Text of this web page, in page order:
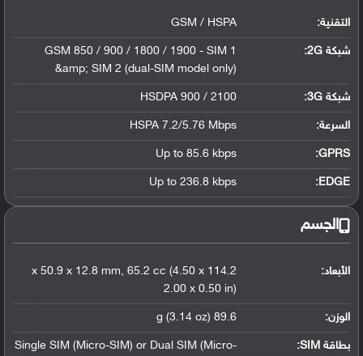
التقنية: GSM / HSPA
شبكة 2G:
GSM 850 / 900 / 1800 / 1900 - SIM 1
&amp; SIM 2 (dual-SIM model only)
شبكة 3G :
HSDPA 900 / 2100
السرعة: HSPA 7.2/5.76 Mbps
GPRS:
Up to 85.6 kbps
EDGE:
Up to 236.8 kbps
الجسم
الأبعاد:
114.2 x 50.9 x 12.8 mm, 65.2 cc (4.50 x
2.00 x 0.50 in)
الوزن: 89.6 g (3.14 oz)
بطاقة SIM:
Single SIM (Micro-SIM) or Dual SIM (Micro-